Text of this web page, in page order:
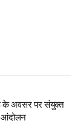
के अवसर पर संयुक्त
आंदोलन